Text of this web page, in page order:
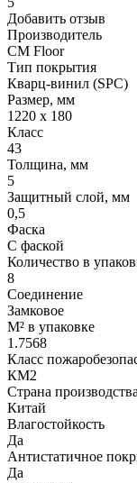
Добавить отзыв
Производитель
CM Floor
Тип покрытия
Кварц-винил (SPC)
Размер, мм
1220 х 180
Класс
43
Толщина, мм
5
Защитный слой, мм
0,5
Фаска
С фаской
Количество в
8
Соединение
Замковое
М² в упаковке
1.7568
Класс
КМ2
Страна производства
Китай
Влагостойкость
Да
Антистатичное
Да